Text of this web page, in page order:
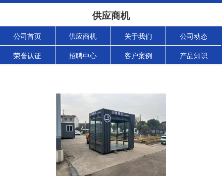
供应商机
公司首页 供应商机 关于我们 公司动态
荣誉认证 招聘中心 客户案例 产品知识